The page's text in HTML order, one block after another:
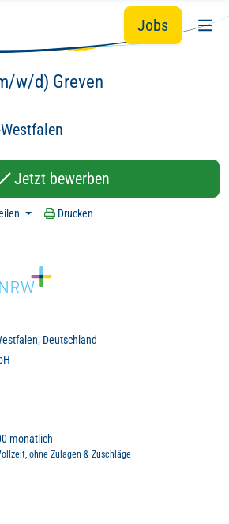
Jobs
w/d) Greven
Jetzt bewerben
Drucken
Deutschland
monatlich
ohne Zulagen & Zuschläge